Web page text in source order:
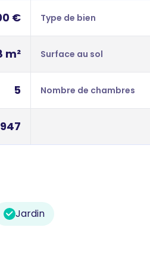
€ Type de bien
m² Surface au sol
5 Nombre de chambres
Jardin